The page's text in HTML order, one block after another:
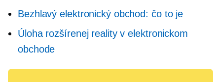
Bezhlavý elektronický obchod: čo to je
Úloha rozšírenej reality v elektronickom
obchode